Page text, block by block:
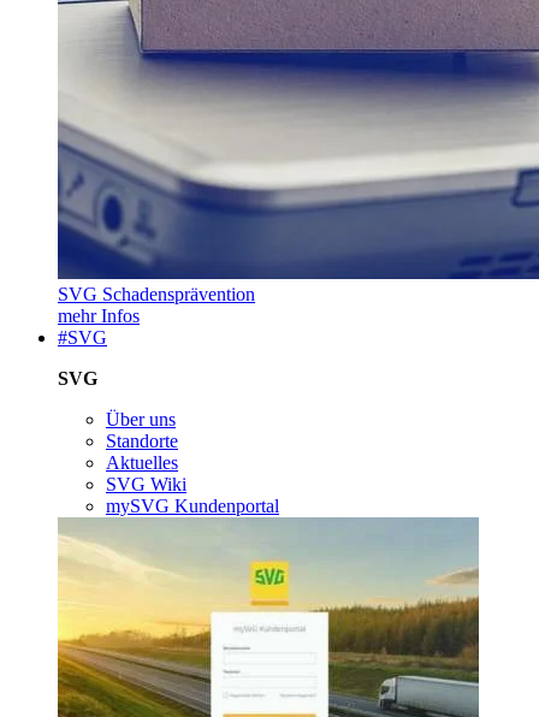
SVG Schadensprävention
mehr Infos
#SVG
SVG
Über uns
Standorte
Aktuelles
SVG Wiki
mySVG Kundenportal